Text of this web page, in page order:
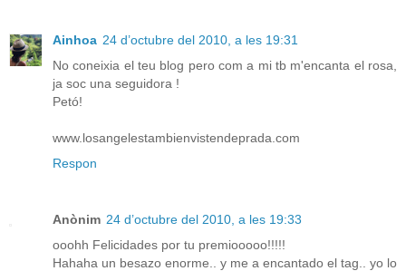
Ainhoa 24 d’octubre del 2010, a les 19:31
No coneixia el teu blog pero com a mi tb m'encanta el rosa,
ja soc una seguidora !
Petó!
www.losangelestambienvistendeprada.com
Respon
Anònim 24 d’octubre del 2010, a les 19:33
ooohh Felicidades por tu premiooooo!!!!!
Hahaha un besazo enorme.. y me a encantado el tag.. yo lo